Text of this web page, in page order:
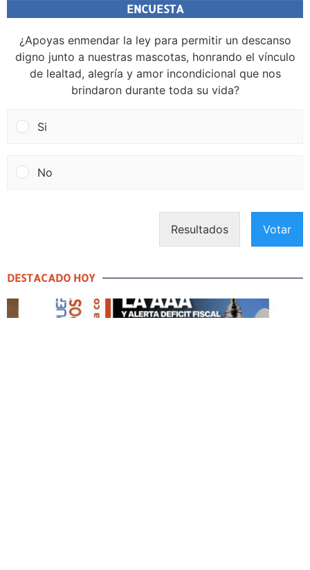
ENCUESTA
¿Apoyas enmendar la ley para permitir un descanso
digno junto a nuestras mascotas, honrando el vínculo
de lealtad, alegría y amor incondicional que nos
brindaron durante toda su vida?
Si
No
Resultados Votar
DESTACADO HOY